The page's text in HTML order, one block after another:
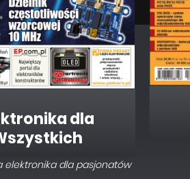
dla
elektronika dla pasjonatów